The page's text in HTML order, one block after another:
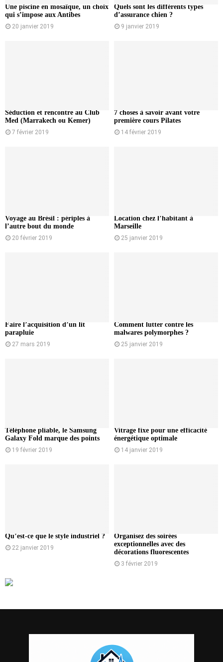
Une piscine en mosaïque, un choix
qui s’impose aux Antibes
20 janvier 2019
Quels sont les différents types
d’assurance chien ?
9 janvier 2019
Séduction et rencontre au Club
Med (Marrakech ou Kemer)
7 février 2019
7 choses à savoir avant votre
première cours Pilates
14 février 2019
Voyage au Brésil : périples à
l’autre bout du monde
20 février 2019
Location chez l’habitant à
Marseille
25 janvier 2019
Faire l’acquisition d’un lit
parapluie
27 mars 2019
Comment lutter contre les
malwares polymorphes ?
25 janvier 2019
Téléphone pliable, le Samsung
Galaxy Fold marque des points
19 février 2019
Vitrage fixe pour une efficacité
énergétique optimale
14 janvier 2019
Qu’est-ce que le style industriel ?
22 janvier 2019
Organisez des soirées
exceptionnelles avec des
décorations fluorescentes
3 février 2019